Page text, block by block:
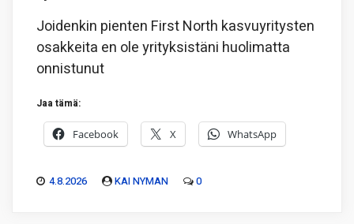
Joidenkin pienten First North kasvuyritysten
osakkeita en ole yrityksistäni huolimatta
onnistunut
Jaa tämä:
Facebook X WhatsApp
4.8.2026 KAI NYMAN 0